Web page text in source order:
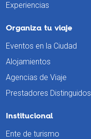
Experiencias
Organiza tu viaje
Eventos en la Ciudad
Alojamientos
Agencias de Viaje
Prestadores Distinguidos
Institucional
Ente de turismo